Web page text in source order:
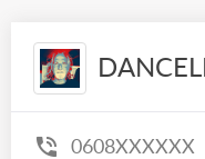
0608XXXXXX